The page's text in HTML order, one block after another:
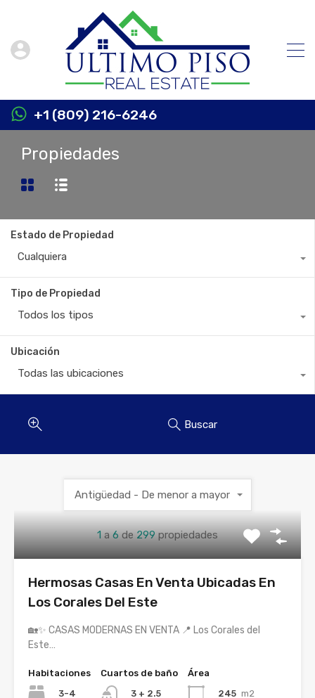
+1 (809) 216-6246
Propiedades
Estado de Propiedad
Cualquiera
Tipo de Propiedad
Todos los tipos
Ubicación
Todas las ubicaciones
Buscar
1 a6 de299 propiedades
Antigüedad - De menor a mayor
Hermosas Casas En Venta Ubicadas En
Los Corales Del Este
🏡✨ CASAS MODERNAS EN VENTA 📍 Los Corales del
Este…
Habitaciones
3-4
Cuartos de baño
3 + 2.5
Área
245 m2